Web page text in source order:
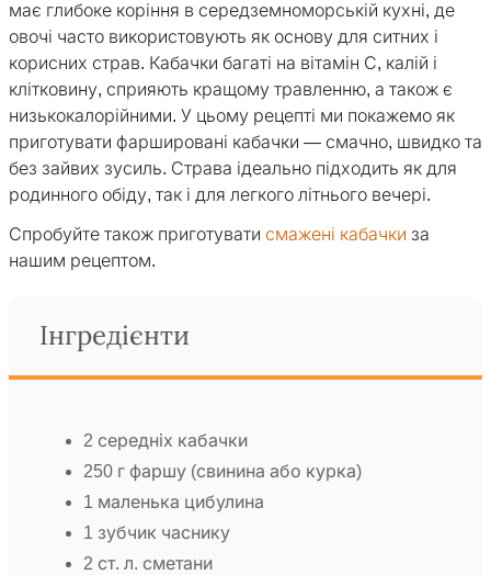
має глибоке коріння в середземноморській кухні, де
овочі часто використовують як основу для ситних і
корисних страв. Кабачки багаті на вітамін С, калій і
клітковину, сприяють кращому травленню, а також є
низькокалорійними. У цьому рецепті ми покажемо як
приготувати фаршировані кабачки — смачно, швидко та
без зайвих зусиль. Страва ідеально підходить як для
родинного обіду, так і для легкого літнього вечері.
Спробуйте також приготувати смажені кабачки за
нашим рецептом.
Інгредієнти
2 середніх кабачки
250 г фаршу (свинина або курка)
1 маленька цибулина
1 зубчик часнику
2 ст. л. сметани